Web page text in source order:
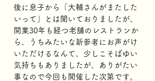
後に息子から「大輔さんがまたした
いって」とは聞いておりましたが、
開業30年も経つ老舗のレストランか
ら、うちみたいな新参者にお声がけ
いただけるなんて、少しこそばゆい
気持ちもありましたが、ありがたい
事なので今回も開催した次第です。